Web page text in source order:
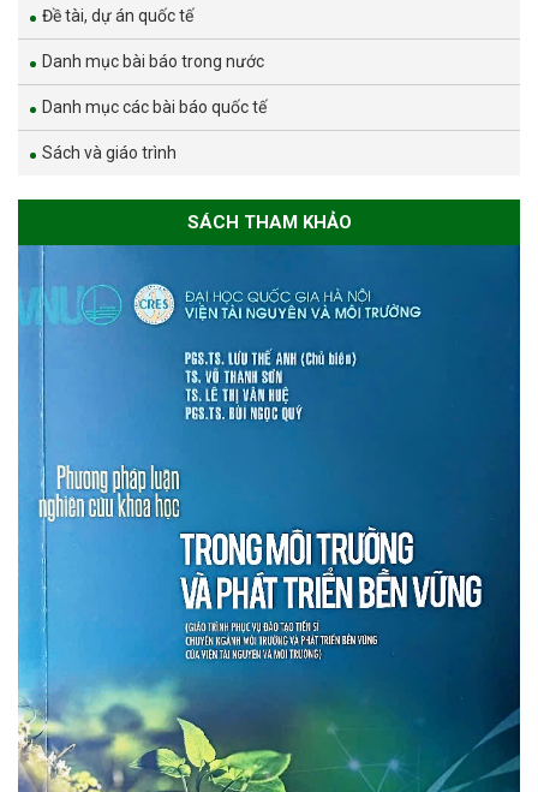
Đề tài, dự án quốc tế
Danh mục bài báo trong nước
Danh mục các bài báo quốc tế
Sách và giáo trình
SÁCH THAM KHẢO